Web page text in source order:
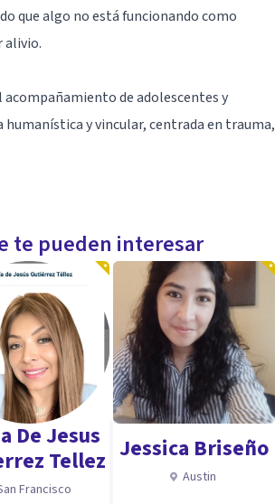
que algo no está funcionando como
alivio.
acompañamiento de adolescentes y
y vincular, centrada en trauma,
sentirte escuchado sin juicio, y con
te duele.
pero es el primer paso hacia un mayor
sentís que algo en tu vida necesita ser
o por agenda, me encatará conocerte!
te pueden interesar
De Jesus
Tellez
Francisco
Jessica Briseño
Austin